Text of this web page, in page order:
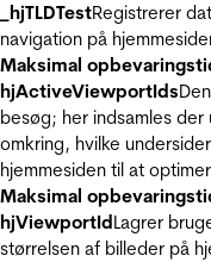
_hjTLDTestRegistrerer
navigation på
Maksimal
hjActiveViewportIds
besøg; her indsamles
omkring, hvilke
hjemmesiden til at
Maksimal
hjViewportIdLagrer
størrelsen af billeder på